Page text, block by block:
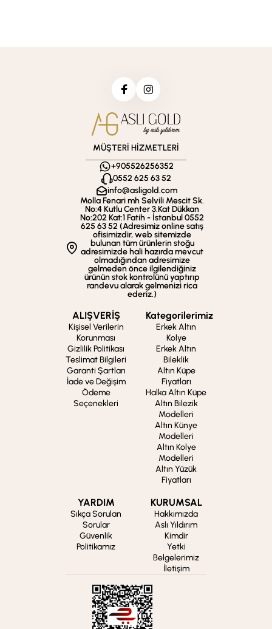
MÜŞTERİ HİZMETLERİ
+905526256352
0552 625 63 52
info@asligold.com
Molla Fenari mh Selvili Mescit Sk.
No:4 Kutlu Center 3.Kat Dükkan
No:202 Kat:1 Fatih - İstanbul 0552
625 63 52 (Adresimiz online satış
ofisimizdir, web sitemizde
bulunan tüm ürünlerin stoğu
adresimizde hali hazırda mevcut
olmadığından adresimize
gelmeden önce ilgilendiğiniz
ürünün stok kontrolünü yaptırıp
randevu alarak gelmenizi rica
ederiz.)
ALIŞVERİŞ
Kişisel Verilerin
Korunması
Gizlilik Politikası
Teslimat Bilgileri
Garanti Şartları
İade ve Değişim
Ödeme
Seçenekleri
Kategorilerimiz
Erkek Altın
Kolye
Erkek Altın
Bileklik
Altın Küpe
Fiyatları
Halka Altın Küpe
Altın Bilezik
Modelleri
Altın Künye
Modelleri
Altın Kolye
Modelleri
Altın Yüzük
Fiyatları
YARDIM
Sıkça Sorulan
Sorular
Güvenlik
Politikamız
KURUMSAL
Hakkımızda
Aslı Yıldırım
Kimdir
Yetki
Belgelerimiz
İletişim